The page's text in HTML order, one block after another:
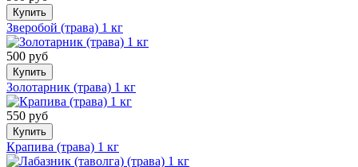
Купить
Зверобой (трава) 1 кг
500 руб
Купить
Золотарник (трава) 1 кг
550 руб
Купить
Крапива (трава) 1 кг